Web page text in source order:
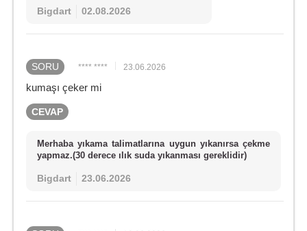
Bigdart 02.08.2026
SORU **** **** 23.06.2026
kumaşı çeker mi
CEVAP
Merhaba yıkama talimatlarına uygun yıkanırsa çekme
yapmaz.(30 derece ılık suda yıkanması gereklidir)
Bigdart 23.06.2026